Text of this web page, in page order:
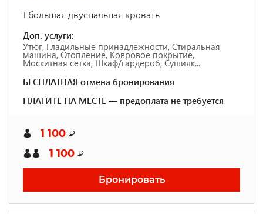
1 большая двуспальная кровать
Доп. услуги:
Утюг, Гладильные принадлежности, Стиральная
машина, Отопление, Ковровое покрытие,
Москитная сетка, Шкаф/гардероб, Сушилк...
БЕСПЛАТНАЯ отмена бронирования
ПЛАТИТЕ НА МЕСТЕ — предоплата не требуется
1 100 ₽
1 100 ₽
Бронировать